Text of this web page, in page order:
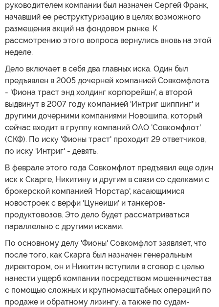
руководителем компании был назначен Сергей Франк,
начавший ее реструктуризацию в целях возможного
размещения акций на фондовом рынке. К
рассмотрению этого вопроса вернулись вновь на этой
неделе.
Дело включает в себя два главных иска. Один был
предъявлен в 2005 дочерней компанией Совкомфлота
- 'Фиона траст энд холдинг корпорейшн', а второй
выдвинут в 2007 году компанией 'Интриг шиппинг' и
другими дочерними компаниями Новошипа, который
сейчас входит в группу компаний ОАО 'Совкомфлот'
(СКФ). По иску 'Фионы траст' проходит 29 ответчиков,
по иску 'Интриг' - девять.
В феврале этого года Совкомфлот предъявил еще один
иск к Скарге, Никитину и другим в связи со сделками с
брокерской компанией 'Норстар', касающимися
новостроек с верфи 'Цунеиши' и танкеров-
продуктовозов. Это дело будет рассматриваться
параллельно с другими исками.
По основному делу 'Фионы' Совкомфлот заявляет, что
после того, как Скарга был назначен генеральным
директором, он и Никитин вступили в сговор с целью
нанести ущерб компании посредством мошенничества
с помощью сложных и крупномасштабных операций по
продаже и обратному лизингу, а также по судам-